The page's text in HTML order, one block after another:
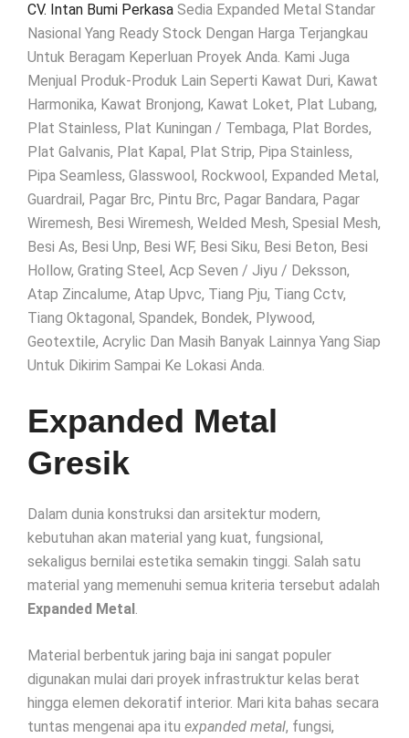
CV. Intan Bumi Perkasa Sedia Expanded Metal Standar
Nasional Yang Ready Stock Dengan Harga Terjangkau
Untuk Beragam Keperluan Proyek Anda. Kami Juga
Menjual Produk-Produk Lain Seperti Kawat Duri, Kawat
Harmonika, Kawat Bronjong, Kawat Loket, Plat Lubang,
Plat Stainless, Plat Kuningan / Tembaga, Plat Bordes,
Plat Galvanis, Plat Kapal, Plat Strip, Pipa Stainless,
Pipa Seamless, Glasswool, Rockwool, Expanded Metal,
Guardrail, Pagar Brc, Pintu Brc, Pagar Bandara, Pagar
Wiremesh, Besi Wiremesh, Welded Mesh, Spesial Mesh,
Besi As, Besi Unp, Besi WF, Besi Siku, Besi Beton, Besi
Hollow, Grating Steel, Acp Seven / Jiyu / Deksson,
Atap Zincalume, Atap Upvc, Tiang Pju, Tiang Cctv,
Tiang Oktagonal, Spandek, Bondek, Plywood,
Geotextile, Acrylic Dan Masih Banyak Lainnya Yang Siap
Untuk Dikirim Sampai Ke Lokasi Anda.
Expanded Metal
Gresik
Dalam dunia konstruksi dan arsitektur modern,
kebutuhan akan material yang kuat, fungsional,
sekaligus bernilai estetika semakin tinggi. Salah satu
material yang memenuhi semua kriteria tersebut adalah
Expanded Metal.
Material berbentuk jaring baja ini sangat populer
digunakan mulai dari proyek infrastruktur kelas berat
hingga elemen dekoratif interior. Mari kita bahas secara
tuntas mengenai apa itu expanded metal, fungsi,